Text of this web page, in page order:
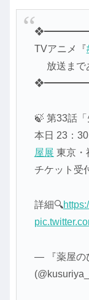
TVアニメ『
放送まで
🍃 第33話「
本日 23：
屋展 東京・
チケット受
詳細🔍
— 『薬屋の